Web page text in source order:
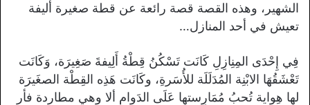
الشهير، وهذه القصة قصة رائعة عن قطة صغيرة أليفة
تعيش في أحد المنازل…
فِي إِحْدَى المِنِازِلِ كَانَت تَسْكُنُ قِطْةُ أَلِيفةَ صَغِيرَة، وَكَانَت
تَعْشَقُهَا الابْنِة المُدَلَلَة للأُسَرةِ، وكَانَت هَذِه القِطْة الصغَيرَة
لها هِواية تُحبُ مُمَارِستها عَلَى الدَوامِ ألا وهي مطاردة فأر